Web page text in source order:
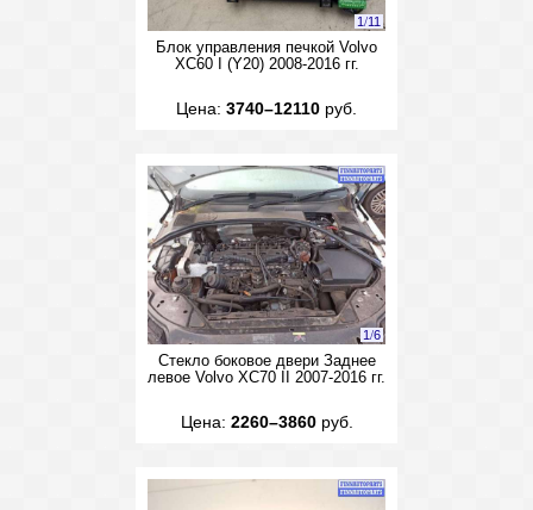
1/11
Блок управления печкой Volvo
XC60 I (Y20) 2008-2016 гг.
Цена: 3740–12110 руб.
1/6
Стекло боковое двери Заднее
левое Volvo XC70 II 2007-2016 гг.
Цена: 2260–3860руб.